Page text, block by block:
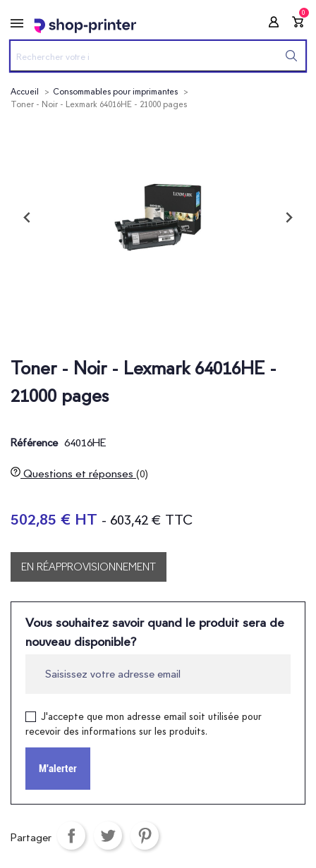
0
Accueil
Consommables pour imprimantes
Toner - Noir - Lexmark 64016HE - 21000 pages
Toner - Noir - Lexmark 64016HE -
21000 pages
Référence 64016HE
Questions et réponses (0)
502,85 € HT - 603,42 € TTC
EN RÉAPPROVISIONNEMENT
Vous souhaitez savoir quand le produit sera de
nouveau disponible?
J'accepte que mon adresse email soit utilisée pour
recevoir des informations sur les produits.
M'alerter
Partager